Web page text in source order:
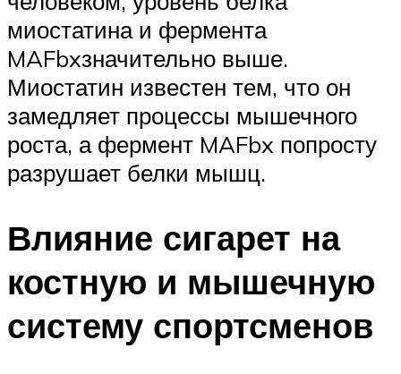
миостатина и фермента
MAFbxзначительно выше.
Миостатин известен тем, что он
замедляет процессы мышечного
роста, а фермент MAFbx попросту
разрушает белки мышц.
Влияние сигарет на
костную и мышечную
систему спортсменов